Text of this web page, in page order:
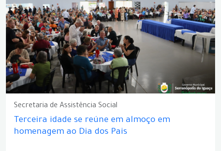
Secretaria de Assistência Social
Terceira idade se reúne em almoço em
homenagem ao Dia dos Pais